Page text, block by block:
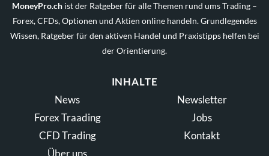
MoneyPro.ch ist der Ratgeber für alle Themen rund ums Trading –
Forex, CFDs, Optionen und Aktien online handeln. Grundlegendes
Wissen, Ratgeber für den aktiven Handel und Praxistipps helfen bei
der Orientierung.
INHALTE
News
Forex Traading
CFD Trading
Über uns
Newsletter
Jobs
Kontakt